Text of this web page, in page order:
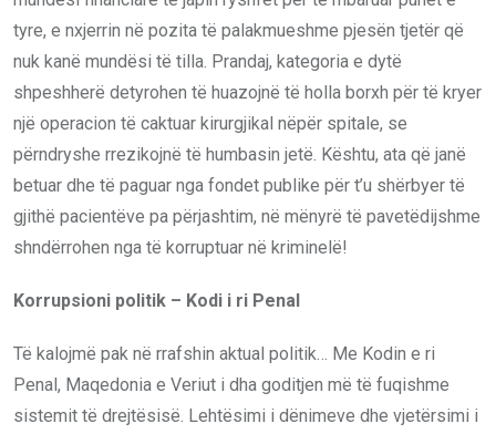
tyre, e nxjerrin në pozita të palakmueshme pjesën tjetër që
nuk kanë mundësi të tilla. Prandaj, kategoria e dytë
shpeshherë detyrohen të huazojnë të holla borxh për të kryer
një operacion të caktuar kirurgjikal nëpër spitale, se
përndryshe rrezikojnë të humbasin jetë. Kështu, ata që janë
betuar dhe të paguar nga fondet publike për t’u shërbyer të
gjithë pacientëve pa përjashtim, në mënyrë të pavetëdijshme
shndërrohen nga të korruptuar në kriminelë!
Korrupsioni politik – Kodi i ri Penal
Të kalojmë pak në rrafshin aktual politik… Me Kodin e ri
Penal, Maqedonia e Veriut i dha goditjen më të fuqishme
sistemit të drejtësisë. Lehtësimi i dënimeve dhe vjetërsimi i